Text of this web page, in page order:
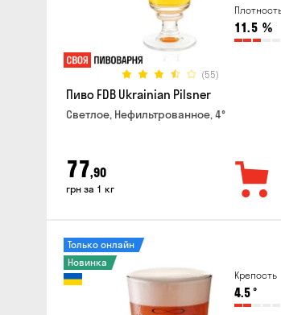
11.5 %
(55)
Пиво FDB Ukrainian Pilsner
Светлое, Нефильтрованное, 4°
77,90
грн за 1 кг
Крепость
4.5°
Только онлайн
Новинка